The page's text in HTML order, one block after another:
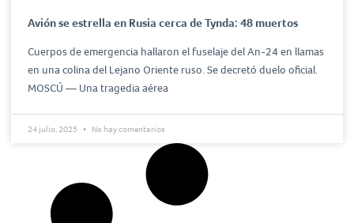
Avión se estrella en Rusia cerca de Tynda: 48 muertos
Cuerpos de emergencia hallaron el fuselaje del An-24 en llamas
en una colina del Lejano Oriente ruso. Se decretó duelo oficial.
MOSCÚ — Una tragedia aérea
24 julio, 2025 No hay comentarios